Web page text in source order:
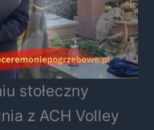
stołeczny
z ACH Volley